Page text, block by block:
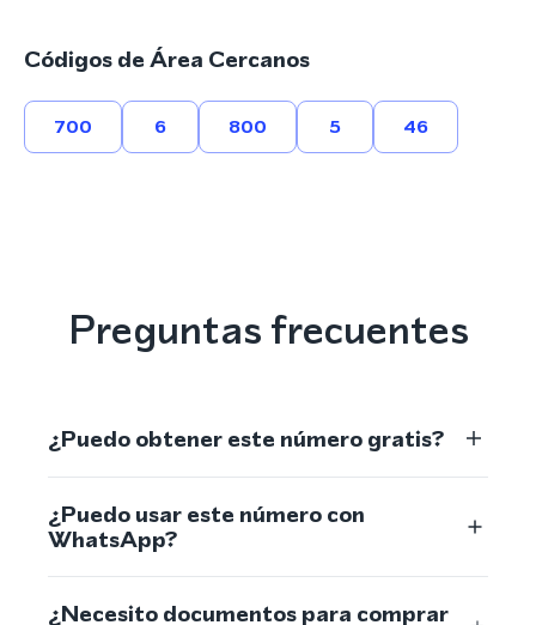
Códigos de Área Cercanos
700 6 800 5 46
Preguntas frecuentes
¿Puedo obtener este número gratis?
¿Puedo usar este número con
WhatsApp?
¿Necesito documentos para comprar